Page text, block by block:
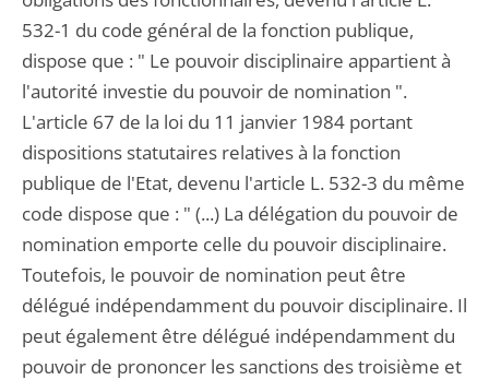
532-1 du code général de la fonction publique,
dispose que : " Le pouvoir disciplinaire appartient à
l'autorité investie du pouvoir de nomination ".
L'article 67 de la loi du 11 janvier 1984 portant
dispositions statutaires relatives à la fonction
publique de l'Etat, devenu l'article L. 532-3 du même
code dispose que : " (...) La délégation du pouvoir de
nomination emporte celle du pouvoir disciplinaire.
Toutefois, le pouvoir de nomination peut être
délégué indépendamment du pouvoir disciplinaire. Il
peut également être délégué indépendamment du
pouvoir de prononcer les sanctions des troisième et